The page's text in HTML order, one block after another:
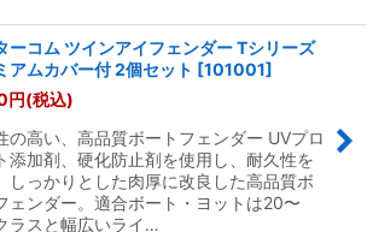
ーコム ツインアイフェンダー Tシリーズ
アムカバー付 2個セット [101001]
円(税込)
の高い、高品質ボートフェンダー UVプロ
添加剤、硬化防止剤を使用し、耐久性を
しっかりとした肉厚に改良した高品質ボ
ェンダー。適合ボート・ヨットは20〜
ラスと幅広いライ…